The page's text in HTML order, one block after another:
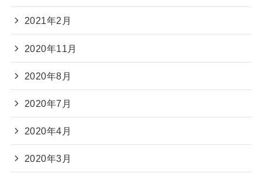
2021年2月
2020年11月
2020年8月
2020年7月
2020年4月
2020年3月